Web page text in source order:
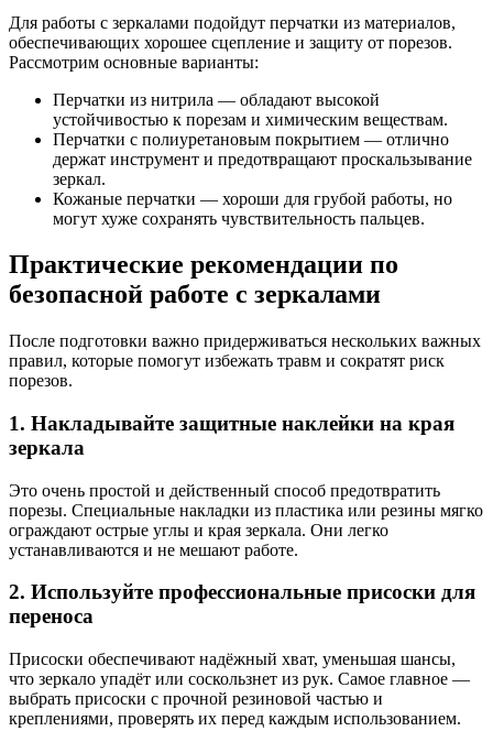
Для работы с зеркалами подойдут перчатки из материалов,
обеспечивающих хорошее сцепление и защиту от порезов.
Рассмотрим основные варианты:
Перчатки из нитрила — обладают высокой
устойчивостью к порезам и химическим веществам.
Перчатки с полиуретановым покрытием — отлично
держат инструмент и предотвращают проскальзывание
зеркал.
Кожаные перчатки — хороши для грубой работы, но
могут хуже сохранять чувствительность пальцев.
Практические рекомендации по
безопасной работе с зеркалами
После подготовки важно придерживаться нескольких важных
правил, которые помогут избежать травм и сократят риск
порезов.
1. Накладывайте защитные наклейки на края
зеркала
Это очень простой и действенный способ предотвратить
порезы. Специальные накладки из пластика или резины мягко
ограждают острые углы и края зеркала. Они легко
устанавливаются и не мешают работе.
2. Используйте профессиональные присоски для
переноса
Присоски обеспечивают надёжный хват, уменьшая шансы,
что зеркало упадёт или соскользнет из рук. Самое главное —
выбрать присоски с прочной резиновой частью и
креплениями, проверять их перед каждым использованием.